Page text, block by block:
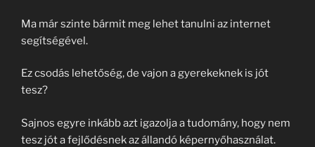
Ma már szinte bármit meg lehet tanulni az internet
segítségével.
Ez csodás lehetőség, de vajon a gyerekeknek is jót
tesz?
Sajnos egyre inkább azt igazolja a tudomány, hogy nem
tesz jót a fejlődésnek az állandó képernyőhasználat.